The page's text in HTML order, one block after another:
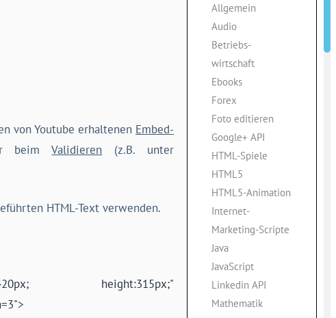
von Youtube erhaltenen Embed-
beimValidieren (z.B. unter
HTML-Text verwenden.
height:315px;"
Allgemein
Audio
Betriebs-
wirtschaft
Ebooks
Forex
Foto editieren
Google+ API
HTML-Spiele
HTML5
HTML5-Animation
Internet-
Marketing-Scripte
Java
JavaScript
Linkedin API
Mathematik